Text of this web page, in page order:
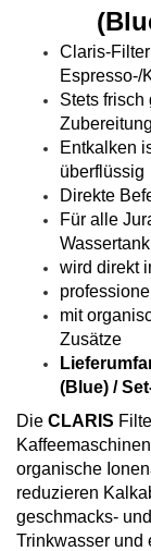
Claris-
Espresso-/
Stets frisch
Zubereitung
Entkalken
überflüssig
Direkte
Für alle
wird direkt
mit
Zusätze
(Blue) /
Die CLARIS
organische
reduzieren
geschmacks-
Trinkwasser und